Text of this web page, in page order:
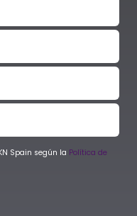
Spain según la Política de